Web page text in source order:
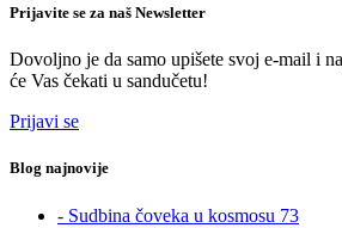
Prijavite se za naš Newsletter
Dovoljno je da samo upišete svoj e-mail i
će Vas čekati u sandučetu!
Prijavi se
Blog najnovije
- Sudbina čoveka u kosmosu 73